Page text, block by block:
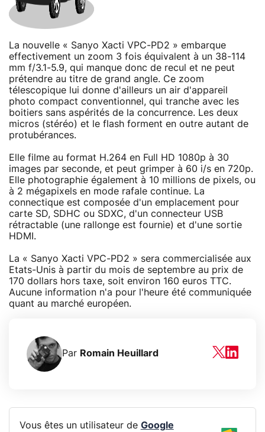
La nouvelle « Sanyo Xacti VPC-PD2 » embarque
effectivement un zoom 3 fois équivalent à un 38-114
mm f/3.1-5.9, qui manque donc de recul et ne peut
prétendre au titre de grand angle. Ce zoom
télescopique lui donne d'ailleurs un air d'appareil
photo compact conventionnel, qui tranche avec les
boitiers sans aspérités de la concurrence. Les deux
micros (stéréo) et le flash forment en outre autant de
protubérances.
Elle filme au format H.264 en Full HD 1080p à 30
images par seconde, et peut grimper à 60 i/s en 720p.
Elle photographie également à 10 millions de pixels, ou
à 2 mégapixels en mode rafale continue. La
connectique est composée d'un emplacement pour
carte SD, SDHC ou SDXC, d'un connecteur USB
rétractable (une rallonge est fournie) et d'une sortie
HDMI.
La « Sanyo Xacti VPC-PD2 » sera commercialisée aux
Etats-Unis à partir du mois de septembre au prix de
170 dollars hors taxe, soit environ 160 euros TTC.
Aucune information n'a pour l'heure été communiquée
quant au marché européen.
Par Romain Heuillard
Vous êtes un utilisateur de Google